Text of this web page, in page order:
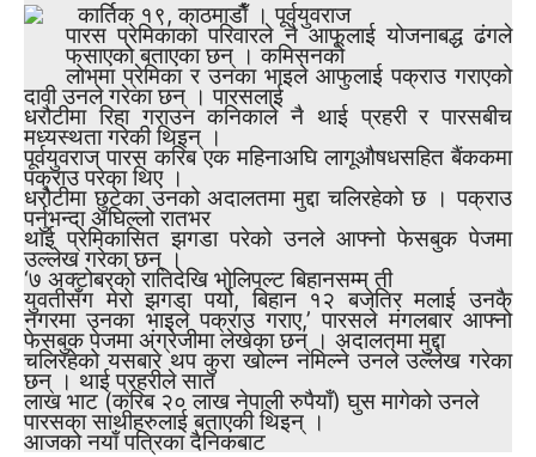
कार्तिक १९, काठमाडाैँ । पूर्वयुवराज
पारस प्रेमिकाको परिवारले नै आफूलाई योजनाबद्ध ढंगले
फसाएको बताएका छन् । कमिसनको
लोभमा प्रेमिका र उनका भाइले आफुलाई पक्राउ गराएको
दावी उनले गरेका छन् । पारसलाई
धरौटीमा रिहा गराउन कनिकाले नै थाई प्रहरी र पारसबीच
मध्यस्थता गरेकी थिइन् ।
पूर्वयुवराज पारस करिब एक महिनाअघि लागूऔषधसहित बैंककमा
पक्राउ परेका थिए ।
धरौटीमा छुटेका उनको अदालतमा मुद्दा चलिरहेको छ । पक्राउ
पर्नुभन्दा अघिल्लो रातभर
थाई प्रेमिकासित झगडा परेको उनले आफ्नो फेसबुक पेजमा
उल्लेख गरेका छन् ।
‘७ अक्टोबरको रातिदेखि भोलिपल्ट बिहानसम्म ती
युवतीसँग मेरो झगडा पर्यो, बिहान १२ बजेतिर मलाई उनकै
नगरमा उनका भाइले पक्राउ गराए,’ पारसले मंगलबार आफ्नो
फेसबुक पेजमा अंग्रेजीमा लेखेका छन् । अदालतमा मुद्दा
चलिरहेको यसबारे थप कुरा खोल्न नमिल्ने उनले उल्लेख गरेका
छन् । थाई प्रहरीले सात
लाख भाट (करिब २० लाख नेपाली रुपैयाँ) घुस मागेको उनले
पारसका साथीहरुलाई बताएकी थिइन् ।
आजको नयाँ पत्रिका दैनिकबाट